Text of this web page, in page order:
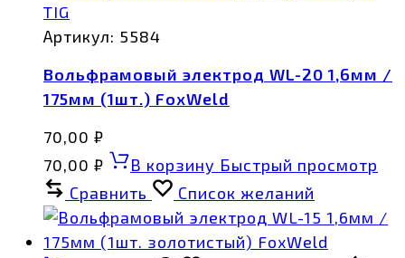
TIG
Артикул: 5584
Вольфрамовый электрод WL-20 1,6мм /
175мм (1шт.) FoxWeld
70,00 ₽
70,00 ₽ В корзину Быстрый просмотр
Сравнить
Список желаний